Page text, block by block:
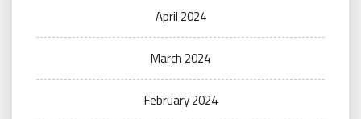
April 2024
March 2024
February 2024